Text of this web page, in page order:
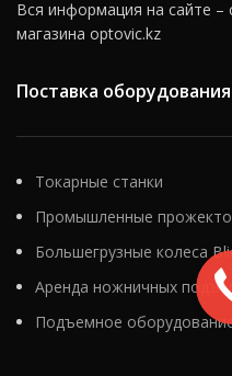
Вся информация на сайте –
магазина optovic.kz
Поставка
Токарные станки
Промышленные
Большегрузные колеса
Аренда ножничных
Подъемное